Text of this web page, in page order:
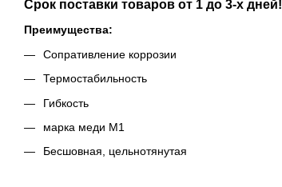
Срок поставки товаров от 1 до 3-х дней!
Преимущества:
Сопративление коррозии
Термостабильность
Гибкость
марка меди M1
Бесшовная, цельнотянутая